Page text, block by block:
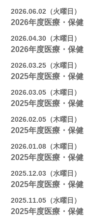
2026.06.02（火曜日）
2026年度医療・保健
2026.04.30（木曜日）
2026年度医療・保健
2026.03.25（水曜日）
2025年度医療・保健
2026.03.05（木曜日）
2025年度医療・保健
2026.02.05（木曜日）
2025年度医療・保健
2026.01.08（木曜日）
2025年度医療・保健
2025.12.03（水曜日）
2025年度医療・保健
2025.11.05（水曜日）
2025年度医療・保健